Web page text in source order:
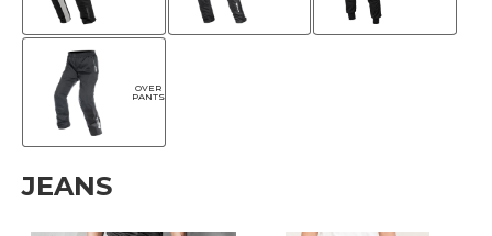
OVER
PANTS
JEANS